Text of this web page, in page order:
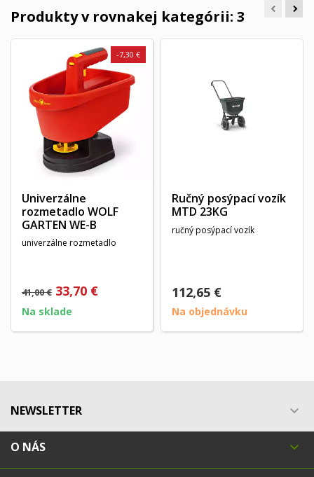
Produkty v rovnakej kategórii: 3
Univerzálne
rozmetadlo WOLF
GARTEN WE-B
univerzálne rozmetadlo
41,00 €
-7,30 €
33,70 €
Na sklade
Ručný posýpací vozík
MTD 23KG
ručný posýpací vozík
112,65 €
Na objednávku
NEWSLETTER 
O NÁS 